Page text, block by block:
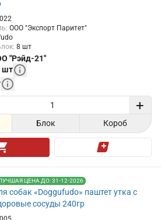
: ООО "Экспорт Паритет"
: 8 шт
"Рэйд-21"
шт
+
Блок Короб
ЦЕНА ДО: 31-12-2026
собак «Doggufudo» паштет утка с
сосуды 240гр